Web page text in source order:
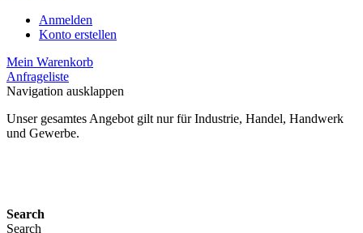
Anmelden
Konto erstellen
Mein Warenkorb
Anfrageliste
Navigation ausklappen
Unser gesamtes Angebot gilt nur für Industrie, Handel, Handwerk
und Gewerbe.
Search
Search